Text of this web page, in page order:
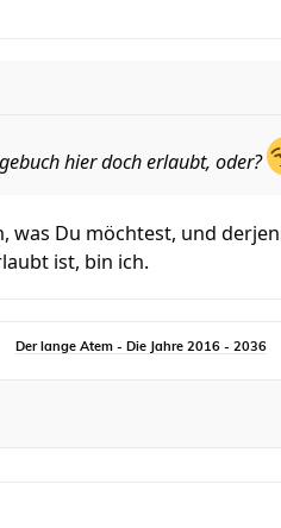
hier doch erlaubt, oder?
was Du möchtest, und
ist, bin ich.
Der lange Atem - Die Jahre 2016 - 2036